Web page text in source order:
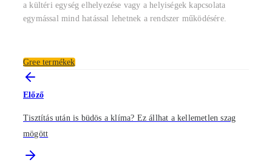
a kültéri egység elhelyezése vagy a helyiségek kapcsolata
egymással mind hatással lehetnek a rendszer működésére.
Gree termékek
Előző
Tisztítás után is büdös a klíma? Ez állhat a kellemetlen szag
mögött